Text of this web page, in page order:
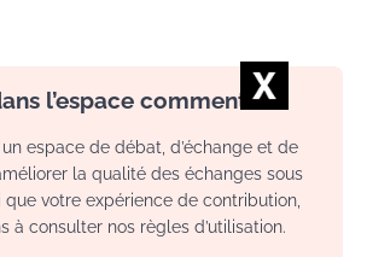
l’espace commentaire
espace de débat, d’échange et de
la qualité des échanges sous
que votre expérience de contribution,
à consulter nos règles d’utilisation.